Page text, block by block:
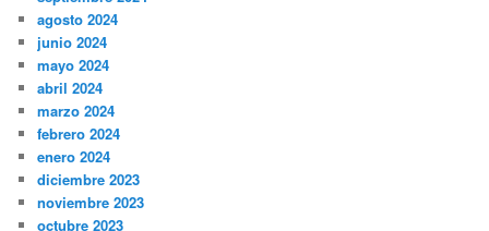
agosto 2024
junio 2024
mayo 2024
abril 2024
marzo 2024
febrero 2024
enero 2024
diciembre 2023
noviembre 2023
octubre 2023